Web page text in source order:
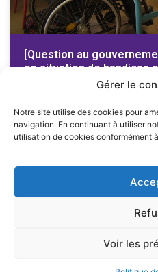
Gérer le
Notre site utilise des cookies pour
navigation. En continuant à utiliser
utilisation de cookies conformément
Voir les
[Question au
en situation de handicap
nationale, de la jeunesse et des
situation de handicap dans
3 4
2024 – Adrien